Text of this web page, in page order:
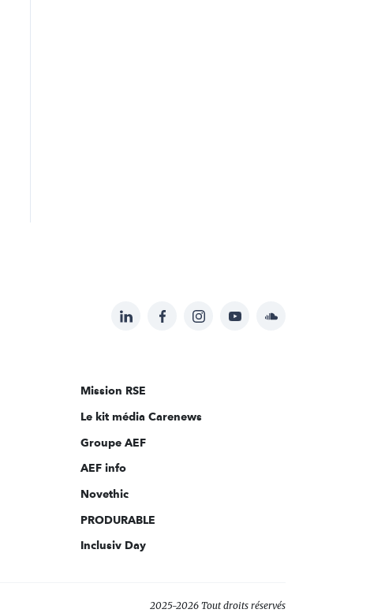
Suivez-
sur:
LinkedInFacebookInstagramYouTubeSoundcloud
Mission RSE
Le kit média Carenews
Groupe AEF
AEF info
Novethic
PRODURABLE
Inclusiv Day
2025-2026 Tout droits réservés